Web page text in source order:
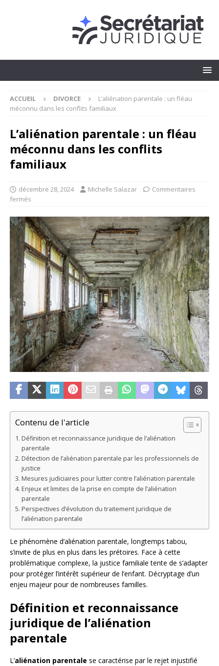
ACCUEIL DIVORCE
L’aliénation parentale : un fléau
méconnu dans les conflits familiaux
L’aliénation parentale : un fléau
méconnu dans les conflits
familiaux
décembre 28, 2024 Michelle Salazar
Commentaires
fermés
Contenu de l'article
Définition et reconnaissance juridique de l’aliénation
parentale
Détection de l’aliénation parentale par les professionnels de
justice
Mesures judiciaires pour lutter contre l’aliénation parentale
Enjeux et limites de la prise en compte de l’aliénation
parentale
Perspectives d’évolution du traitement juridique de
l’aliénation parentale
Le phénomène d’aliénation parentale, longtemps tabou,
s’invite de plus en plus dans les prétoires. Face à cette
problématique complexe, la justice familiale tente de s’adapter
pour protéger l’intérêt supérieur de l’enfant. Décryptage d’un
enjeu majeur pour de nombreuses familles.
Définition et reconnaissance
juridique de l’aliénation
parentale
L’aliénation parentale se caractérise par le rejet injustifié